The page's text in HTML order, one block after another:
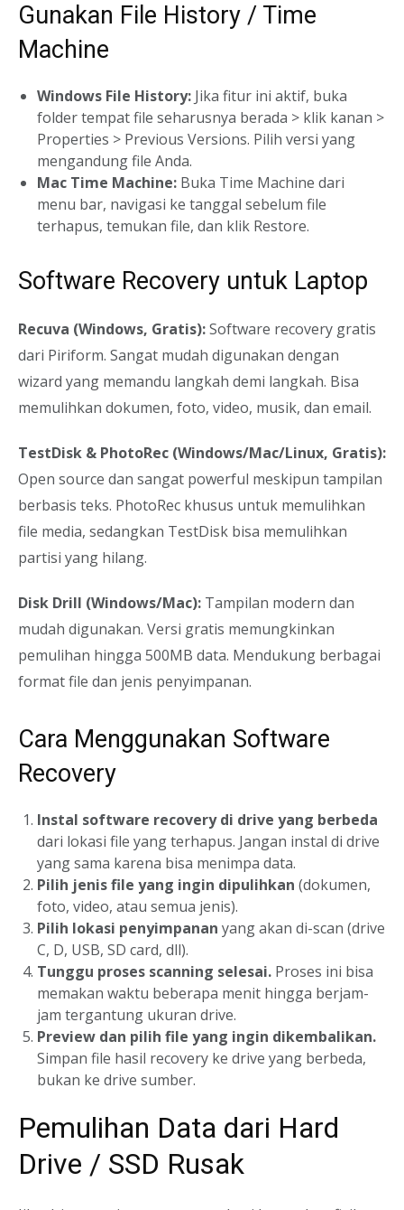
Gunakan File History / Time
Machine
Windows File History: Jika fitur ini aktif, buka
folder tempat file seharusnya berada > klik kanan >
Properties > Previous Versions. Pilih versi yang
mengandung file Anda.
Mac Time Machine: Buka Time Machine dari
menu bar, navigasi ke tanggal sebelum file
terhapus, temukan file, dan klik Restore.
Software Recovery untuk Laptop
Recuva (Windows, Gratis):Software recovery gratis
dari Piriform. Sangat mudah digunakan dengan
wizard yang memandu langkah demi langkah. Bisa
memulihkan dokumen, foto, video, musik, dan email.
TestDisk & PhotoRec (Windows/Mac/Linux, Gratis):
Open source dan sangat powerful meskipun tampilan
berbasis teks. PhotoRec khusus untuk memulihkan
file media, sedangkan TestDisk bisa memulihkan
partisi yang hilang.
Disk Drill (Windows/Mac): Tampilan modern dan
mudah digunakan. Versi gratis memungkinkan
pemulihan hingga 500MB data. Mendukung berbagai
format file dan jenis penyimpanan.
Cara Menggunakan Software
Recovery
Instal software recovery di drive yang berbeda
dari lokasi file yang terhapus. Jangan instal di drive
yang sama karena bisa menimpa data.
Pilih jenis file yang ingin dipulihkan (dokumen,
foto, video, atau semua jenis).
Pilih lokasi penyimpanan yang akan di-scan (drive
C, D, USB, SD card, dll).
Tunggu proses scanning selesai. Proses ini bisa
memakan waktu beberapa menit hingga berjam-
jam tergantung ukuran drive.
Preview dan pilih file yang ingin dikembalikan.
Simpan file hasil recovery ke drive yang berbeda,
bukan ke drive sumber.
Pemulihan Data dari Hard
Drive / SSD Rusak